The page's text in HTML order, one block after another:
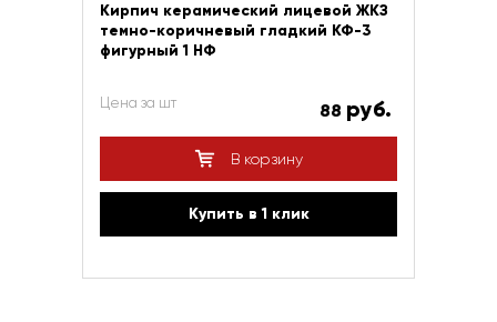
Кирпич керамический лицевой ЖКЗ
темно-коричневый гладкий КФ-3
фигурный 1 НФ
Цена за шт 88 руб.
В корзину
Купить в 1 клик